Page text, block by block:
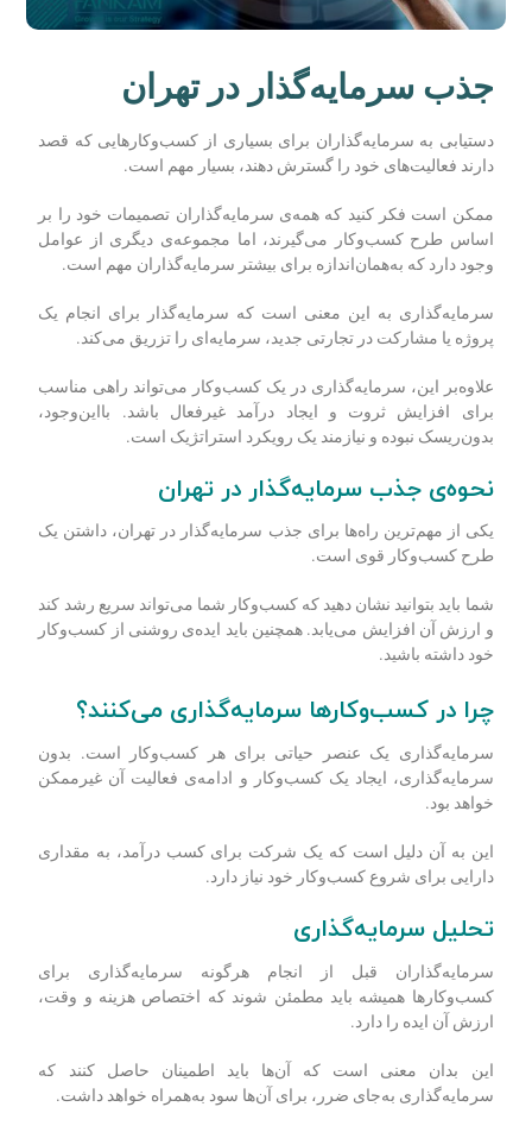
جذب سرمایه‌گذار در تهران
دستیابی به سرمایه‌گذاران برای بسیاری از کسب‌وکارهایی که قصد
دارند فعالیت‌های خود را گسترش دهند، بسیار مهم است.
ممکن است فکر کنید که همه‌ی سرمایه‌گذاران تصمیمات خود را بر
اساس طرح کسب‌وکار می‌گیرند، اما مجموعه‌ی دیگری از عوامل
وجود دارد که به‌همان‌اندازه برای بیشتر سرمایه‌گذاران مهم است.
سرمایه‌گذاری به این معنی است که سرمایه‌گذار برای انجام یک
پروژه یا مشارکت در تجارتی جدید، سرمایه‌ای را تزریق می‌کند.
علاوه‌بر این، سرمایه‌گذاری در یک کسب‌و‌کار می‌تواند راهی مناسب
برای افزایش ثروت و ایجاد درآمد غیرفعال باشد. بااین‌وجود،
بدون‌ریسک نبوده و نیازمند یک رویکرد استراتژیک است.
نحوه‌ی جذب سرمایه‌گذار در تهران
یکی از مهمترین راهها برای جذب سرمایهگذار در تهران، داشتن یک
طرح کسبوکار قوی است.
شما باید بتوانید نشان دهید که کسب‌وکار شما می‌تواند سریع رشد کند
و ارزش آن افزایش می‌یابد. همچنین باید ایده‌ی روشنی از کسب‌وکار
خود داشته باشید.
چرا در کسب‌وکارها سرمایه‌گذاری می‌کنند؟
سرمایه‌گذاری یک عنصر حیاتی برای هر کسب‌وکار است. بدون
سرمایه‌گذاری، ایجاد یک کسب‌و‌کار و ادامه‌ی فعالیت آن غیرممکن
خواهد بود.
این به آن دلیل است که یک شرکت برای کسب درآمد، به مقداری
دارایی برای شروع کسب‌و‌کار خود نیاز دارد.
تحلیل سرمایه‌گذاری
سرمایه‌گذاران قبل از انجام هرگونه سرمایه‌گذاری برای
کسب‌و‌کارها همیشه باید مطمئن شوند که اختصاص هزینه و وقت،
ارزش آن ایده را دارد.
این بدان معنی است که آن‌ها باید اطمینان حاصل کنند که
سرمایه‌گذاری به‌جای ضرر، برای آن‌ها سود به‌همراه خواهد داشت.